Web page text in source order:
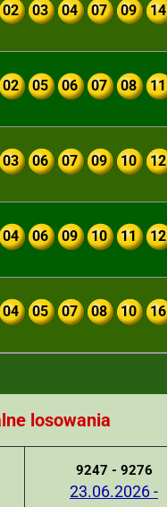
02 03 04 07 09 14
02 05 06 07 08 11
03 06 07 09 10 12
04 06 09 10 11 12
04 05 07 08 10 16
losowania
9247 - 9276
23.06.2026 -